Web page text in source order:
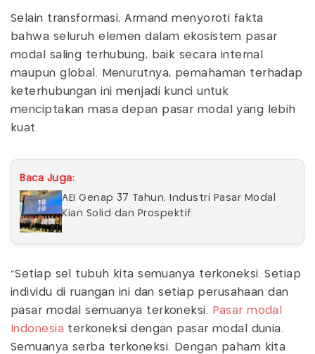
Selain transformasi, Armand menyoroti fakta
bahwa seluruh elemen dalam ekosistem pasar
modal saling terhubung, baik secara internal
maupun global. Menurutnya, pemahaman terhadap
keterhubungan ini menjadi kunci untuk
menciptakan masa depan pasar modal yang lebih
kuat.
Baca Juga:
AEI Genap 37 Tahun, Industri Pasar Modal
Kian Solid dan Prospektif
"Setiap sel tubuh kita semuanya terkoneksi. Setiap
individu di ruangan ini dan setiap perusahaan dan
pasar modal semuanya terkoneksi.
Pasar modal
Indonesia terkoneksi dengan pasar modal dunia.
Semuanya serba terkoneksi. Dengan paham kita